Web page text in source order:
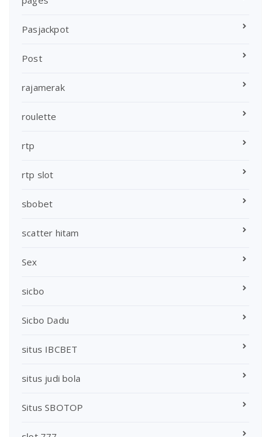
Pasjackpot
Post
rajamerak
roulette
rtp
rtp slot
sbobet
scatter hitam
Sex
sicbo
Sicbo Dadu
situs IBCBET
situs judi bola
Situs SBOTOP